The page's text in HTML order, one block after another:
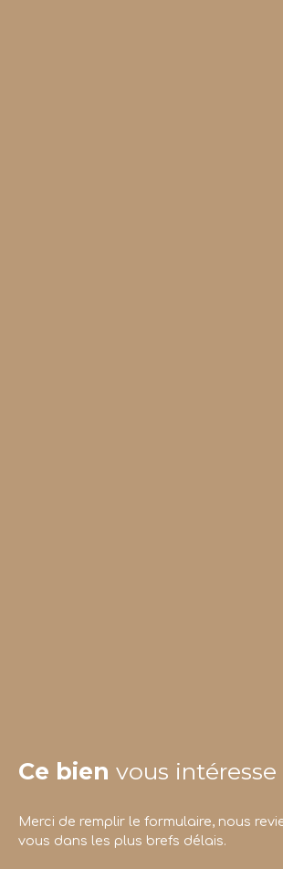
Ce bien vous intéresse
Merci de remplir le formulaire, nous
vous dans les plus brefs délais.